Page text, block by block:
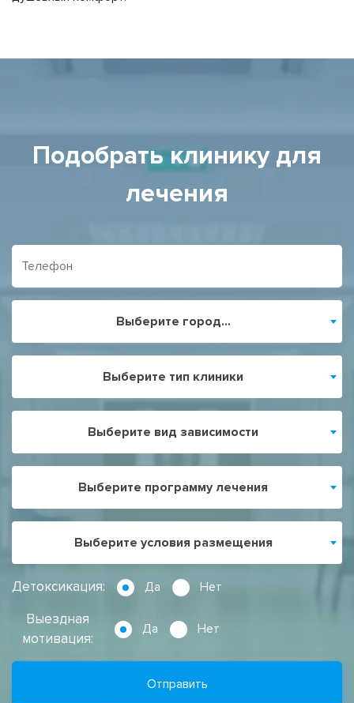
Подобрать клинику для
лечения
Выберите город...
Выберите тип клиники
Выберите вид зависимости
Выберите программу лечения
Выберите условия размещения
Детоксикация: Да Нет
Выездная
мотивация:
Да Нет
Отправить